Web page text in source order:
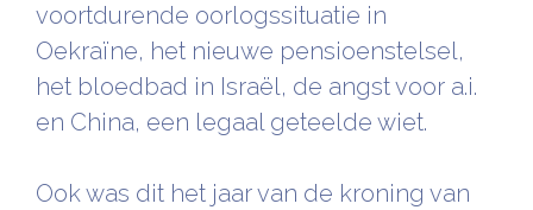
voortdurende oorlogssituatie in
Oekraïne, het nieuwe pensioenstelsel,
het bloedbad in Israël, de angst voor a.i.
en China, een legaal geteelde wiet.
Ook was dit het jaar van de kroning van